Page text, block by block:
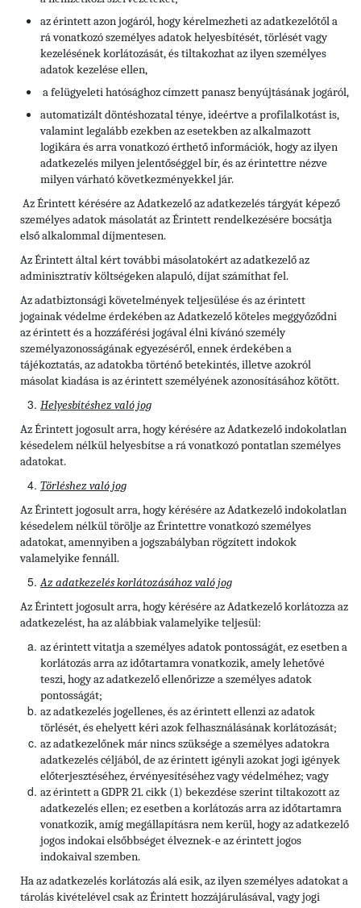
az érintett azon jogáról, hogy kérelmezheti az adatkezelőtől a
rá vonatkozó személyes adatok helyesbítését, törlését vagy
kezelésének korlátozását, és tiltakozhat az ilyen személyes
adatok kezelése ellen,
a felügyeleti hatósághoz címzett panasz benyújtásának jogáról,
automatizált döntéshozatal ténye, ideértve a profilalkotást is,
valamint legalább ezekben az esetekben az alkalmazott
logikára és arra vonatkozó érthető információk, hogy az ilyen
adatkezelés milyen jelentőséggel bír, és az érintettre nézve
milyen várható következményekkel jár.
Az Érintett kérésére az Adatkezelő az adatkezelés tárgyát képező
személyes adatok másolatát az Érintett rendelkezésére bocsátja
első alkalommal díjmentesen.
Az Érintett által kért további másolatokért az adatkezelő az
adminisztratív költségeken alapuló, díjat számíthat fel.
Az adatbiztonsági követelmények teljesülése és az érintett
jogainak védelme érdekében az Adatkezelő köteles meggyőződni
az érintett és a hozzáférési jogával élni kívánó személy
személyazonosságának egyezéséről, ennek érdekében a
tájékoztatás, az adatokba történő betekintés, illetve azokról
másolat kiadása is az érintett személyének azonosításához kötött.
Helyesbítéshez való jog
Az Érintett jogosult arra, hogy kérésére az Adatkezelő indokolatlan
késedelem nélkül helyesbítse a rá vonatkozó pontatlan személyes
adatokat.
Törléshez való jog
Az Érintettjogosult arra, hogy kérésére az Adatkezelő indokolatlan
késedelem nélkül törölje az Érintettre vonatkozó személyes
adatokat, amennyiben a jogszabályban rögzített indokok
valamelyike fennáll.
Az adatkezelés korlátozásához való jog
Az Érintett jogosult arra, hogy kérésére az Adatkezelő korlátozza az
adatkezelést, ha az alábbiak valamelyike teljesül:
az érintett vitatja a személyes adatok pontosságát, ez esetben a
korlátozás arra az időtartamra vonatkozik, amely lehetővé
teszi, hogy az adatkezelő ellenőrizze a személyes adatok
pontosságát;
az adatkezelés jogellenes, és az érintett ellenzi az adatok
törlését, és ehelyett kéri azok felhasználásának korlátozását;
az adatkezelőnek már nincs szüksége a személyes adatokra
adatkezelés céljából, de az érintett igényli azokat jogi igények
előterjesztéséhez, érvényesítéséhez vagy védelméhez; vagy
az érintett a GDPR 21. cikk (1) bekezdése szerint tiltakozott az
adatkezelés ellen; ez esetben a korlátozás arra az időtartamra
vonatkozik, amíg megállapításra nem kerül, hogy az adatkezelő
jogos indokai elsőbbséget élveznek-e az érintett jogos
indokaival szemben.
Ha az adatkezelés korlátozás alá esik, az ilyen személyes adatokat a
tárolás kivételével csak az Érintett hozzájárulásával, vagy jogi